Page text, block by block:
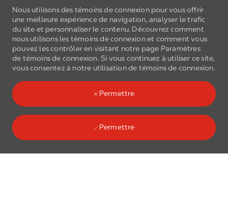
Nous utilisons des témoins de connexion pour vous offrir
une meilleure expérience de navigation, analyser le trafic
du site et personnaliser le contenu. Découvrez comment
nous utilisons les témoins de connexionet comment vous
pouvez les contrôler en visitant notre page Paramètres
de témoins de connexion. Si vous continuez à utiliser ce site,
vous consentez à notre utilisation de témoins de connexion.
Permettre
Permettre
Skip to main content
(0)